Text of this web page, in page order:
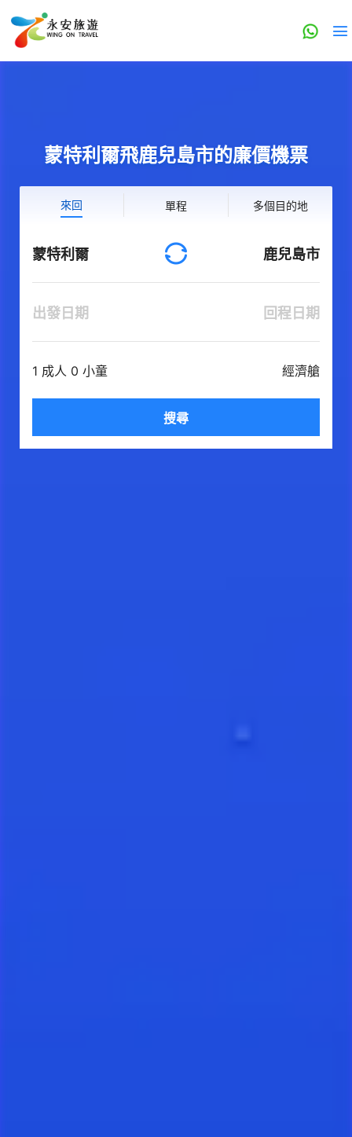
蒙特利爾飛鹿兒島市的廉價機票
來回 單程 多個目的地
蒙特利爾 鹿兒島市
出發日期 回程日期
1 成人 0 小童 經濟艙
搜尋